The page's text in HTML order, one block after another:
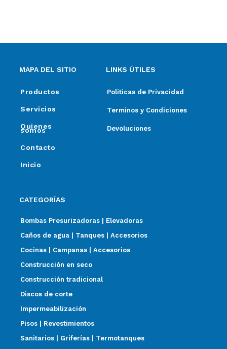
MAPA DEL SITIO
Productos
Servicios
Quienes
somos
Contacto
Inicio
LINKS ÚTILES
Politicas de Privacidad
Terminos y Condiciones
Devoluciones
CATEGORÍAS
Bombas Presurizadoras | Elevadoras
Caños de agua | Tanques | Accesorios
Cocinas | Campanas | Accesorios
Construcción en seco
Construcción tradicional
Discos de corte
Impermeabilización
Pisos | Revestimientos
Sanitarios | Griferías | Termotanques